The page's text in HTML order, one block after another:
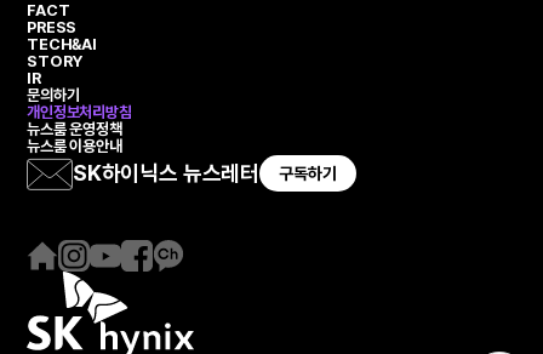
FACT
PRESS
TECH&AI
STORY
IR
문의하기
개인정보처리방침
뉴스룸 운영정책
뉴스룸 이용안내
SK하이닉스 뉴스레터 구독하기
홈
이
지
인
스
타
그
유
튜
브
페
스
북
카
채